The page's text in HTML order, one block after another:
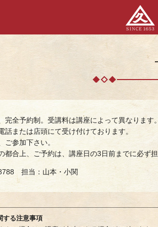
完全予約制。受講料は講座によって異なります。
話または店頭にて受け付けております。
ご参加下さい。
都合上、ご予約は、講座日の3日前までに必ず
担当：山本・小関
する注意事項